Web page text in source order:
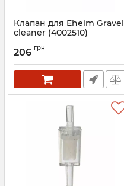
Клапан для Eheim Gravel
cleaner (4002510)
Артикул:
206 грн